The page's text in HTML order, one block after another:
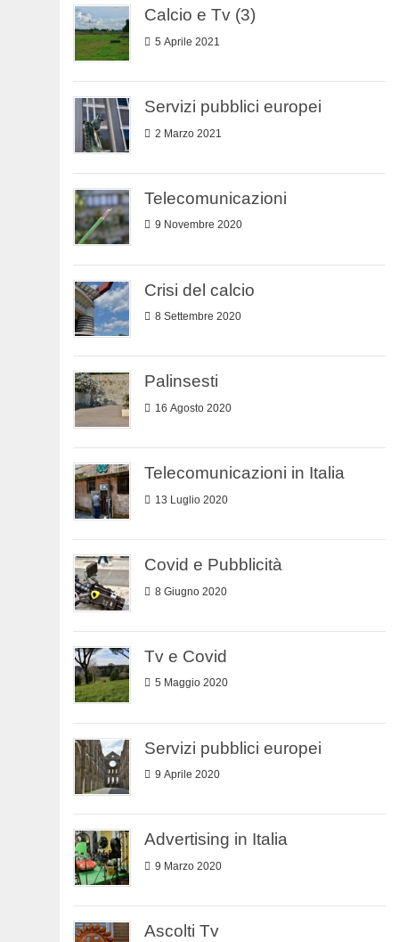
Calcio e Tv (3)
5 Aprile 2021
Servizi pubblici europei
2 Marzo 2021
Telecomunicazioni
9 Novembre 2020
Crisi del calcio
8 Settembre 2020
Palinsesti
16 Agosto 2020
Telecomunicazioni in Italia
13 Luglio 2020
Covid e Pubblicità
8 Giugno 2020
Tv e Covid
5 Maggio 2020
Servizi pubblici europei
9 Aprile 2020
Advertising in Italia
9 Marzo 2020
Ascolti Tv